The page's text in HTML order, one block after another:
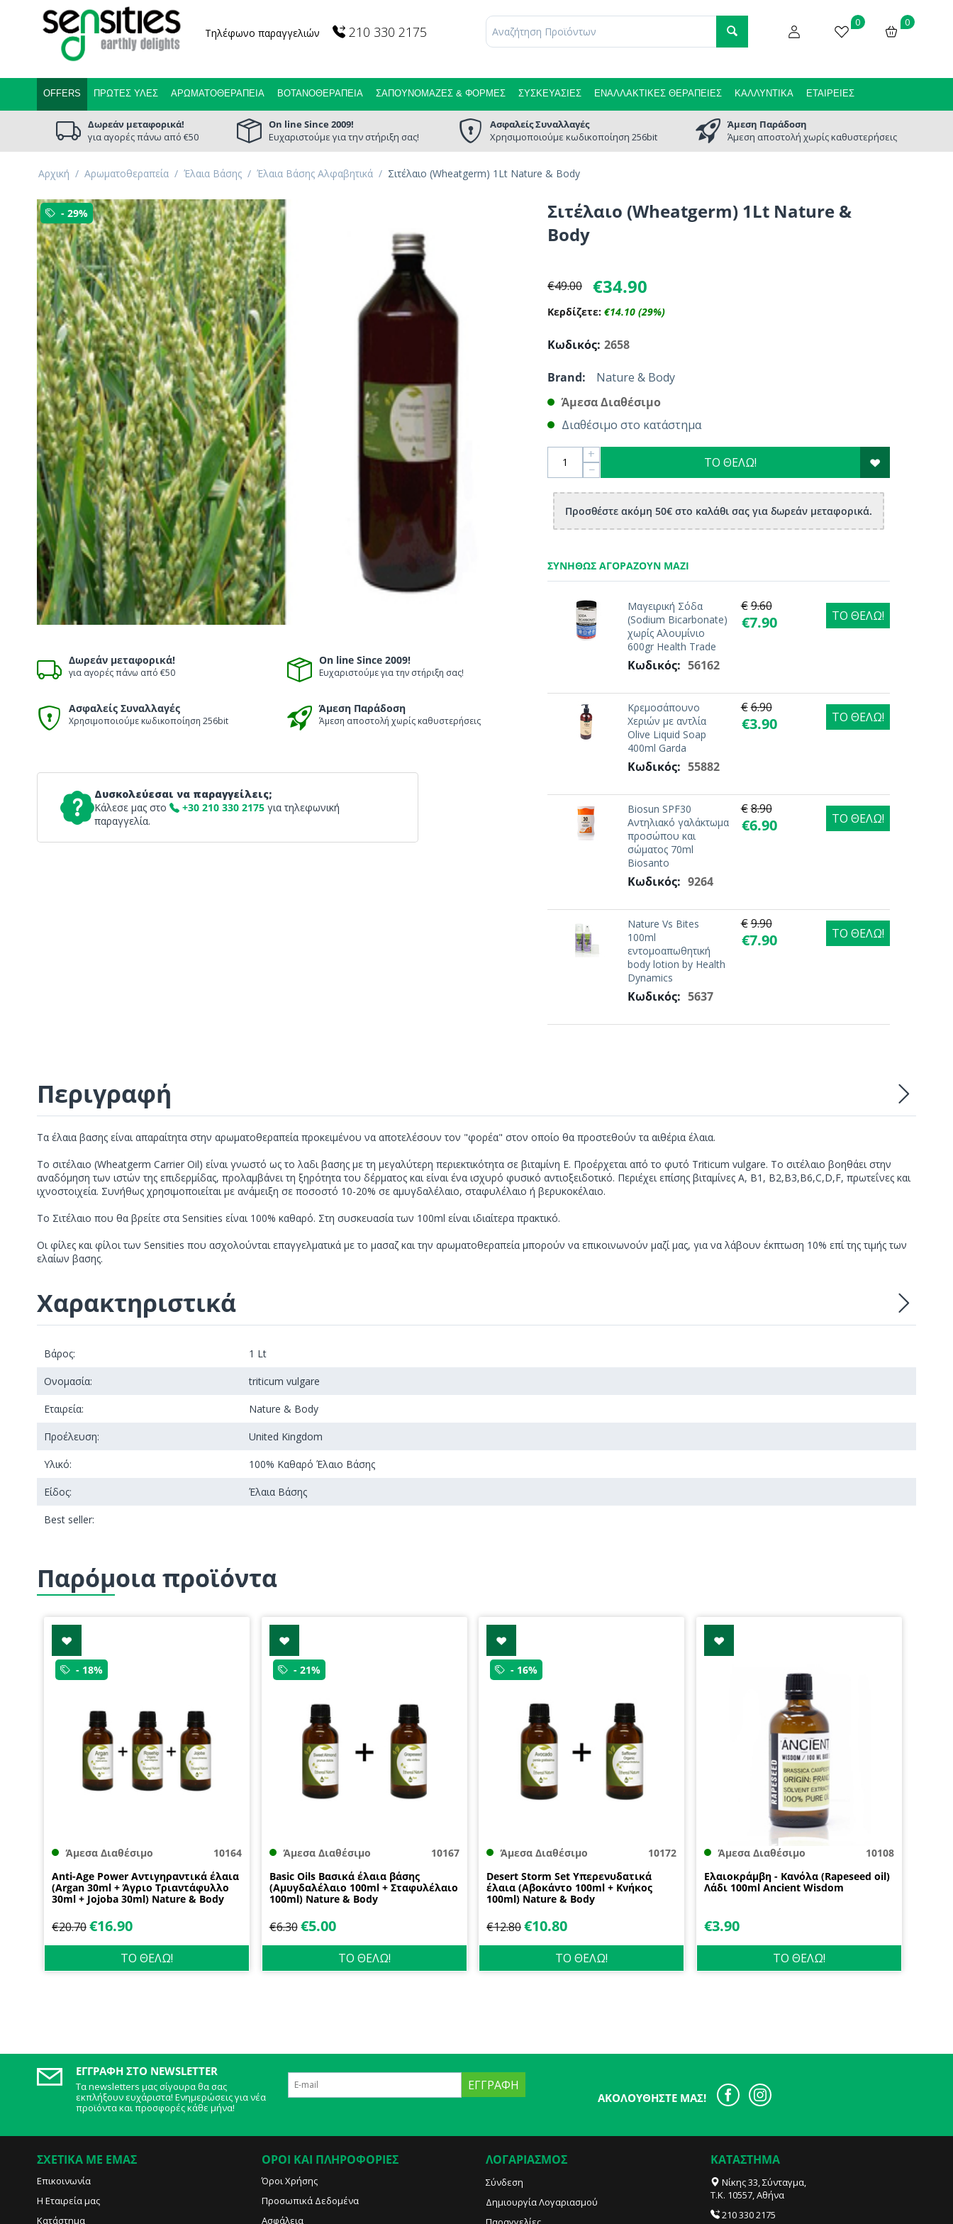
Τηλέφωνο παραγγελιών 210 330 2175
0
0
OFFERS ΠΡΏΤΕΣ ΎΛΕΣ ΑΡΩΜΑΤΟΘΕΡΑΠΕΊΑ ΒΟΤΑΝΟΘΕΡΑΠΕΊΑ ΣΑΠΟΥΝΌΜΑΖΕΣ & ΦΌΡΜΕΣ ΣΥΣΚΕΥΑΣΊΕΣ ΕΝΑΛΛΑΚΤΙΚΈΣ ΘΕΡΑΠΕΊΕΣ ΚΑΛΛΥΝΤΙΚΆ ΕΤΑΙΡΕΊΕΣ
Δωρεάν μεταφορικά!
για αγορές πάνω από €50
On line Since 2009!
Ευχαριστούμε για την στήριξη σας!
Ασφαλείς Συναλλαγές
Χρησιμοποιούμε κωδικοποίηση 256bit
Άμεση Παράδοση
Άμεση αποστολή χωρίς καθυστερήσεις
Αρχική / Αρωματοθεραπεία / Έλαια Βάσης / Έλαια Βάσης Αλφαβητικά / Σιτέλαιο (Wheatgerm) 1Lt Nature & Body
- 29%
Δωρεάν μεταφορικά!
για αγορές πάνω από €50
On line Since 2009!
Ευχαριστούμε για την στήριξη σας!
Ασφαλείς Συναλλαγές
Χρησιμοποιούμε κωδικοποίηση 256bit
Άμεση Παράδοση
Άμεση αποστολή χωρίς καθυστερήσεις
Δυσκολεύεσαι να παραγγείλεις;
Κάλεσε μας στο
+30 210 330 2175 για τηλεφωνική
παραγγελία.
Σιτέλαιο (Wheatgerm) 1Lt Nature &
Body
Brand: Nature & Body
€49.00 €34.90
Κερδίζετε: €14.10 (29%)
Κωδικός: 2658
Άμεσα Διαθέσιμο
Διαθέσιμο στο κατάστημα
+
−
ΤΟ ΘΕΛΩ!
ΣΥΝΉΘΩΣ ΑΓΟΡΆΖΟΥΝ ΜΑΖΊ
Μαγειρική Σόδα
(Sodium Bicarbonate)
χωρίς Αλουμίνιο
600gr Health Trade
Κωδικός: 56162
€9.60
€7.90 ΤΟ ΘΕΛΩ!
Κρεμοσάπουνο
Χεριών με αντλία
Olive Liquid Soap
400ml Garda
Κωδικός: 55882
€6.90
€3.90 ΤΟ ΘΕΛΩ!
Biosun SPF30
Αντηλιακό γαλάκτωμα
προσώπου και
σώματος 70ml
Biosanto
Κωδικός: 9264
€8.90
€6.90 ΤΟ ΘΕΛΩ!
Nature Vs Bites
100ml
εντομοαπωθητική
body lotion by Health
Dynamics
Κωδικός: 5637
€9.90
€7.90 ΤΟ ΘΕΛΩ!
Προσθέστε ακόμη 50€ στο καλάθι σας για δωρεάν μεταφορικά.
Περιγραφή
Τα έλαια βασης είναι απαραίτητα στην αρωματοθεραπεία προκειμένου να αποτελέσουν τον "φορέα" στον οποίο θα προστεθούν τα αιθέρια έλαια.
Το σιτέλαιο (Wheatgerm Carrier Oil) είναι γνωστό ως το λαδι βασης με τη μεγαλύτερη περιεκτικότητα σε βιταμίνη Ε. Προέρχεται από το φυτό Triticum vulgare. Το σιτέλαιο βοηθάει στην
αναδόμηση των ιστών της επιδερμίδας, προλαμβάνει τη ξηρότητα του δέρματος και είναι ένα ισχυρό φυσικό αντιοξειδοτικό. Περιέχει επίσης βιταμίνες Α, Β1, Β2,Β3,Β6,C,D,F, πρωτεΐνες και
ιχνοστοιχεία. Συνήθως χρησιμοποιείται με ανάμειξη σε ποσοστό 10-20% σε αμυγδαλέλαιο, σταφυλέλαιο ή βερυκοκέλαιο.
Το Σιτέλαιο που θα βρείτε στα Sensities είναι 100% καθαρό. Στη συσκευασία των 100ml είναι ιδιαίτερα πρακτικό.
Οι φίλες και φίλοι των Sensities που ασχολούνται επαγγελματικά με το μασαζ και την αρωματοθεραπεία μπορούν να επικοινωνούν μαζί μας, για να λάβουν έκπτωση 10% επί της τιμής των
ελαίων βασης.
Χαρακτηριστικά
Βάρος: 1 Lt
Ονομασία: triticum vulgare
Εταιρεία: Nature & Body
Προέλευση: United Kingdom
Υλικό: 100% Καθαρό Έλαιο Βάσης
Είδος: Έλαια Βάσης
Best seller:
Παρόμοια προϊόντα
- 18%
Άμεσα Διαθέσιμο
10164
Anti-Age Power Αντιγηραντικά έλαια
(Argan 30ml + Άγριο Τριαντάφυλλο
30ml + Jojoba 30ml) Nature & Body
€20.70€16.90
ΤΟ ΘΕΛΩ!
- 21%
Άμεσα Διαθέσιμο
10167
Basic Oils Βασικά έλαια βάσης
(Αμυγδαλέλαιο 100ml + Σταφυλέλαιο
100ml) Nature & Body
€6.30 €5.00
ΤΟ ΘΕΛΩ!
- 16%
Άμεσα Διαθέσιμο
10172
Desert Storm Set Υπερενυδατικά
έλαια (Αβοκάντο 100ml + Κνήκος
100ml) Nature & Body
€12.80€10.80
ΤΟ ΘΕΛΩ!
Άμεσα Διαθέσιμο
10108
Eλαιοκράμβη - Κανόλα (Rapeseed oil)
Λάδι 100ml Ancient Wisdom
€3.90
ΤΟ ΘΕΛΩ!
ΕΓΓΡΑΦΉ ΣΤΟ NEWSLETTER
Τα newsletters μας σίγουρα θα σας
εκπλήξουν ευχάριστα! Ενημερώσεις για νέα
προϊόντα και προσφορές κάθε μήνα!
ΕΓΓΡΑΦΉ
ΑΚΟΛΟΥΘΉΣΤΕ ΜΑΣ!
ΣΧΕΤΙΚΑ ΜΕ ΕΜΑΣ
Επικοινωνία
Η Εταιρεία μας
Κατάστημα
ΟΡΟΙ ΚΑΙ ΠΛΗΡΟΦΟΡΙΕΣ
Όροι Χρήσης
Προσωπικά Δεδομένα
Ασφάλεια
ΛΟΓΑΡΙΑΣΜΟΣ
Σύνδεση
Δημιουργία Λογαριασμού
ΚΑΤΑΣΤΗΜΑ
Νίκης 33, Σύνταγμα,
Τ.Κ. 10557, Αθήνα
210 330 2175